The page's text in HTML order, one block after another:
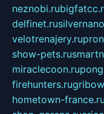
neznobi.ru
delfinet.ru
velotrenajery.ru
show-pets.ru
miraclecoon.ru
firehunters.ru
hometown-france.ru